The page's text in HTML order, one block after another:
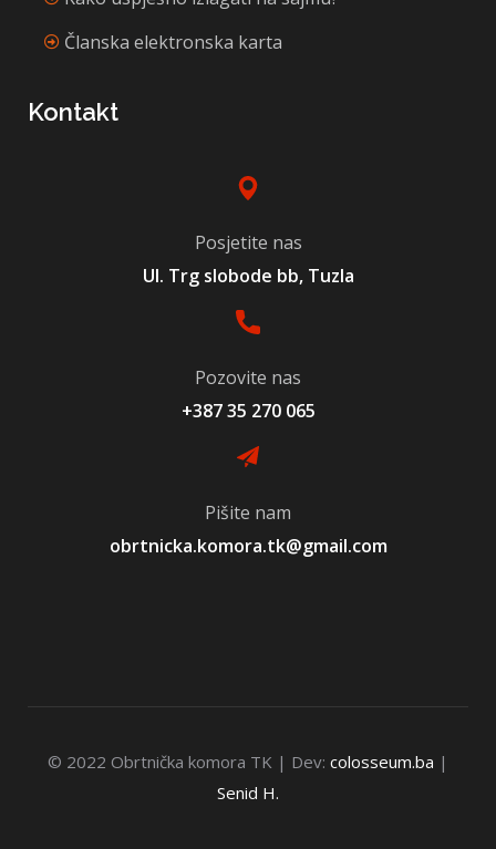
Članska elektronska karta
Kontakt
Posjetite nas
Ul. Trg slobode bb, Tuzla
Pozovite nas
+387 35 270 065
Pišite nam
obrtnicka.komora.tk@gmail.com
© 2022 Obrtnička komora TK | Dev: colosseum.ba |
Senid H.